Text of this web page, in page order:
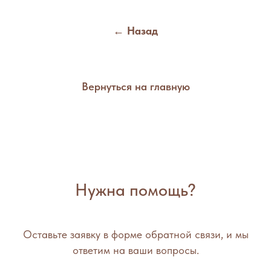
← Назад
Вернуться на главную
Нужна помощь?
Оставьте заявку в форме обратной связи, и мы
ответим на ваши вопросы.